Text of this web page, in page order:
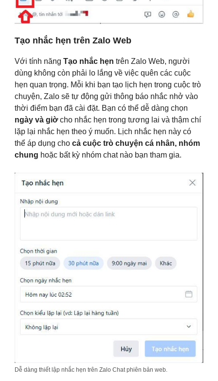
Tạo nhắc hẹn trên Zalo Web
Với tính năng Tạo nhắc hẹn trên Zalo Web, người
dùng không còn phải lo lắng về việc quên các cuộc
hẹn quan trọng. Mỗi khi bạn tạo lịch hẹn trong cuộc trò
chuyện, Zalo sẽ tự động gửi thông báo nhắc nhở vào
thời điểm bạn đã cài đặt. Bạn có thể dễ dàng chọn
ngày và giờcho nhắc hẹn trong tương lai và thậm chí
lặp lại nhắc hẹn theo ý muốn. Lịch nhắc hẹn này có
thể áp dụng cho cả cuộc trò chuyện cá nhân, nhóm
chung hoặc bất kỳ nhóm chat nào bạn tham gia.
Dễ dàng thiết lập nhắc hẹn trên Zalo Chat phiên bản web.